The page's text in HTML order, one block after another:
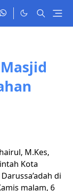
M.Kes,
Kota
di
malam, 6